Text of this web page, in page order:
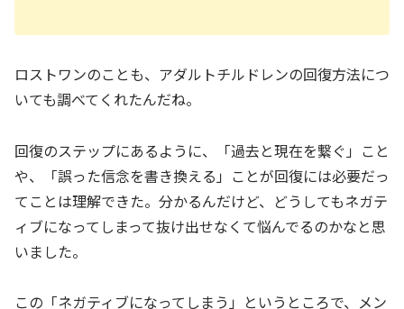
ロストワンのことも、アダルトチルドレンの回復方法につ
いても調べてくれたんだね。
回復のステップにあるように、「過去と現在を繋ぐ」こと
や、「誤った信念を書き換える」ことが回復には必要だっ
てことは理解できた。分かるんだけど、どうしてもネガテ
ィブになってしまって抜け出せなくて悩んでるのかなと思
いました。
この「ネガティブになってしまう」というところで、メン